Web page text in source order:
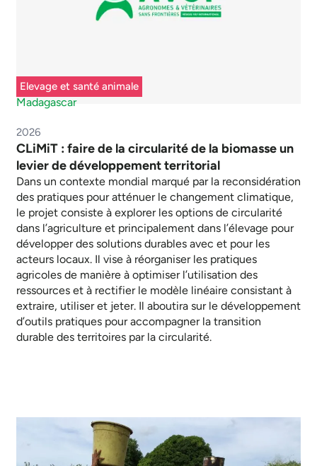
Elevage et santé animale
Madagascar
2026
CLiMiT : faire de la circularité de la biomasse un
levier de développement territorial
Dans un contexte mondial marqué par la reconsidération
des pratiques pour atténuer le changement climatique,
le projet consiste à explorer les options de circularité
dans l’agriculture et principalement dans l’élevage pour
développer des solutions durables avec et pour les
acteurs locaux. Il vise à réorganiser les pratiques
agricoles de manière à optimiser l’utilisation des
ressources et à rectifier le modèle linéaire consistant à
extraire, utiliser et jeter. Il aboutira sur le développement
d’outils pratiques pour accompagner la transition
durable des territoires par la circularité.